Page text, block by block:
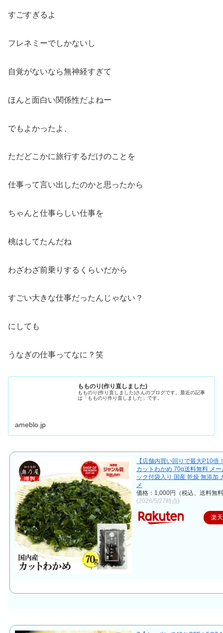
すごすぎるよ
フレネミーでしかないし
自覚がないなら無神経すぎて
ほんと面白い関係性だよねー
でもよかったよ、
ただどこかに旅行するだけのことを
仕事って言い出したのかと思ったから
ちゃんと仕事らしい仕事を
桃はしてたんだね
わざわざ前乗りするくらいだから
すごい大きな仕事だったんじゃない？
にしても
うなぎの仕事ってなに？笑
もものり(作り直しました)
もものり(作り直しました)さんのブログです。最近の記事
は「もものり作り直しました」です。
ameblo.jp
【店舗内買い回りで最大P10倍
カットわかめ 70g送料無料 メー
ック付袋入り 国産 乾燥 無添加
メ
価格：1,000円（税込、送料無
(2026/5/27時点)
楽